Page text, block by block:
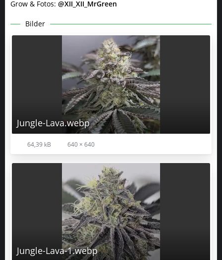
Grow & Fotos: @XII_XII_MrGreen
Bilder
Jungle-Lava.webp
64,39 kB 640 × 640
Jungle-Lava-1.webp